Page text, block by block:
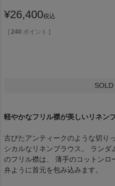
¥26,400税込
[ 240 ポイント ]
軽やかなフリル襟が美しいリネン
古びたアンティークのような切り
シカルなリネンブラウス。 ラン
のフリル襟は、 薄手のコットン
弁ように首元を包み込みます。